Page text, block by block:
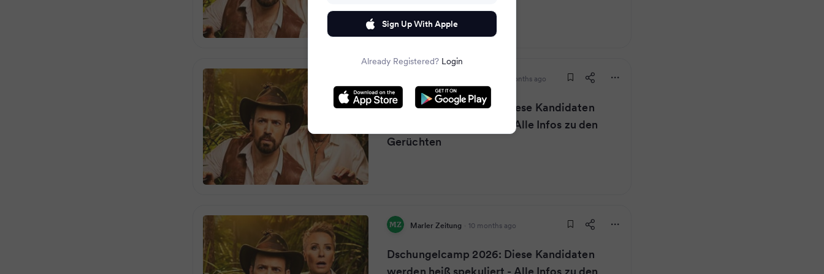
10 months ago
Dschungelcamp 2026: Diese Kandidaten
werden heiß spekuliert - Alle Infos zu den
Gerüchten
Marler Zeitung · 10 months ago
Dschungelcamp 2026: Diese Kandidaten
Sign Up With Apple
Already Registered? Login